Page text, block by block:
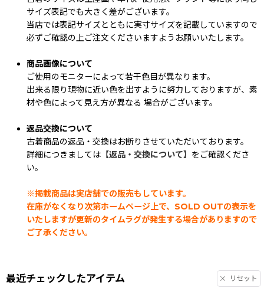
サイズ表記でも大きく差がございます。
当店では表記サイズとともに実寸サイズを記載していますので
必ずご確認の上ご注文くださいますようお願いいたします。
商品画像について
ご使用のモニターによって若干色目が異なります。
出来る限り現物に近い色を出すように努力しておりますが、素
材や色によって見え方が異なる 場合がございます。
返品交換について
古着商品の返品・交換はお断りさせていただいております。
詳細につきましては 【返品・交換について】 をご確認くださ
い。
※掲載商品は実店舗での販売もしています。
在庫がなくなり次第ホームページ上で、SOLD OUTの表示を
いたしますが更新のタイムラグが発生する場合がありますので
ご了承ください。
最近チェックしたアイテム リセット